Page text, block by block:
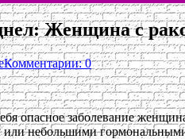
Женщина с
Комментарии: 0
опасное заболевание
или небольшими